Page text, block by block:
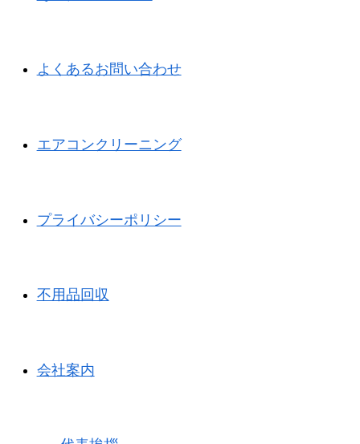
よくあるお問い合わせ
エアコンクリーニング
プライバシーポリシー
不用品回収
会社案内